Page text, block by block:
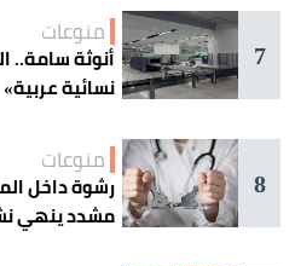
7
منوعات
نسائية عربية»
8
منوعات
رشوة داخل
مشدد ينهي